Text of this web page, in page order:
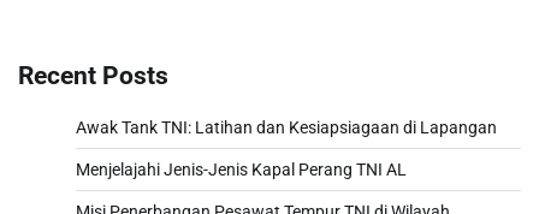
Recent Posts
Awak Tank TNI: Latihan dan Kesiapsiagaan di Lapangan
Menjelajahi Jenis-Jenis Kapal Perang TNI AL